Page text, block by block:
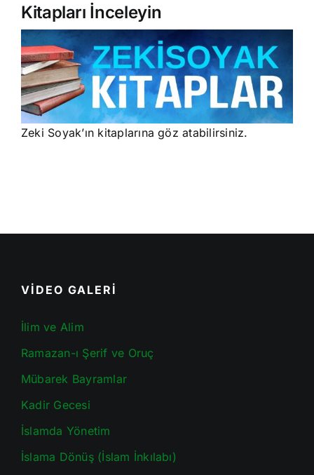
Kitapları İnceleyin
Zeki Soyak’ın kitaplarına göz atabilirsiniz.
VİDEO GALERİ
İlim ve Alim
Ramazan-ı Şerif ve Oruç
Mübarek Bayramlar
Kadir Gecesi
İslamda Yönetim
İslama Dönüş (İslam İnkılabı)